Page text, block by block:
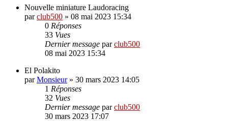
Nouvelle miniature Laudoracing
parclub500 » 08 mai 2023 15:34
0 Réponses
33 Vues
Dernier message parclub500
08 mai 2023 15:34
El Polakito
parMonsieur» 30 mars 2023 14:05
1 Réponses
32 Vues
Dernier message parclub500
30 mars 2023 17:07